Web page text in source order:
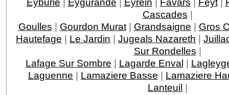
Cascades |
Goulles | Gourdon Murat| Grandsaigne | Gros
Hautefage | Le Jardin | Jugeals Nazareth |
Sur Rondelles |
Lafage Sur Sombre | Lagarde Enval |
Laguenne | Lamaziere Basse | Lamaziere
Lanteuil |